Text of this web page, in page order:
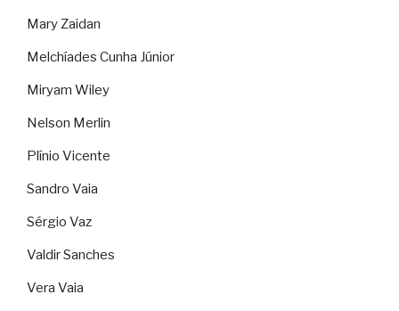
Mary Zaidan
Melchíades Cunha Júnior
Miryam Wiley
Nelson Merlin
Plínio Vicente
Sandro Vaia
Sérgio Vaz
Valdir Sanches
Vera Vaia